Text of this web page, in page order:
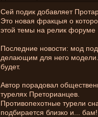
Сей подик добавляет
Это новая фракцыя о
этой темы на релик форуме
Последние новости: мод
делающим для него
будет.
Автор порадовал
турелях Преторианцев.
Противопехотные турели
подбирается близко и...